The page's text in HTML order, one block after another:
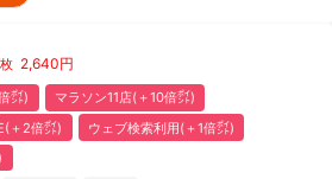
2,640円
㌽)
マラソン11店(＋10倍㌽)
＋2倍㌽)
ウェブ検索利用(＋1倍㌽)